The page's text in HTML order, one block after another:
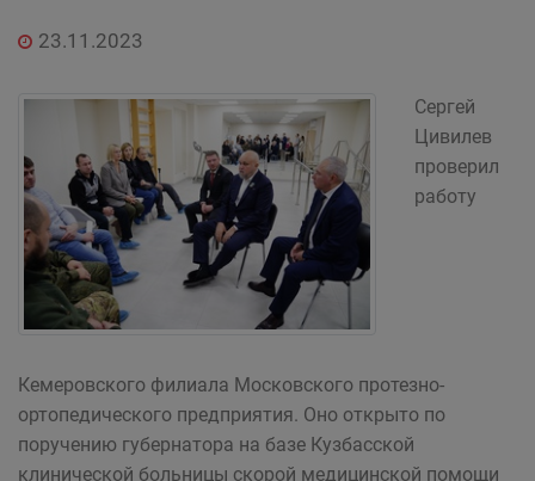
23.11.2023
Сергей
Цивилев
проверил
работу
Кемеровского филиала Московского протезно-
ортопедического предприятия. Оно открыто по
поручению губернатора на базе Кузбасской
клинической больницы скорой медицинской помощи